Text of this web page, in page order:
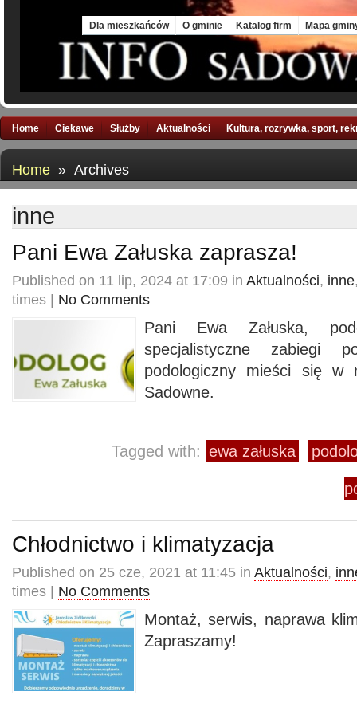
Dla mieszkańców O gminie Katalog firm Mapa
Home Ciekawe Służby Aktualności Kultura, rozrywka, sport,
Home » Archives
inne
Pani Ewa Załuska zaprasza!
Published on 11 lip, 2024 at 17:09 in Aktualności, inne
times | No Comments
Pani Ewa Załuska,
specjalistyczne zabiegi
podologiczny mieści się w
Sadowne.
Tagged with: ewa załuska
Chłodnictwo i klimatyzacja
Published on 25 cze, 2021 at 11:45 in Aktualności,
times | No Comments
Montaż, serwis, naprawa
Zapraszamy!